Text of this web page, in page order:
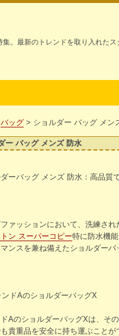
集。最新のトレンドを取り入れた
バッグ > ショルダー バッグ メン
ー バッグ メンズ 防水
ーバッグ メンズ 防水：高品質
ァッションにおいて、洗練さ
ン スーパーコピー特に防水機
ンスを兼ね備えたショルダーバ
ンドAのショルダーバッグX
AのショルダーバッグXは、そ
貴重品を安全に持ち運ぶこと